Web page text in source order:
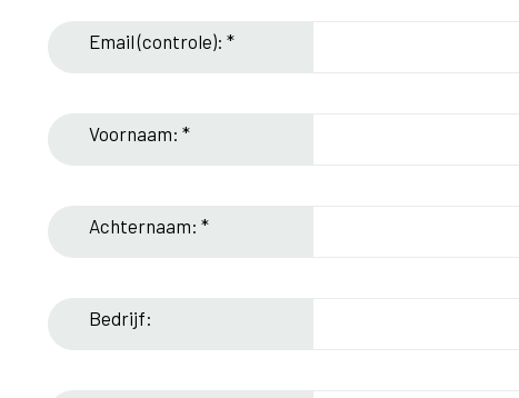
Email (controle): *
Voornaam: *
Achternaam: *
Bedrijf: